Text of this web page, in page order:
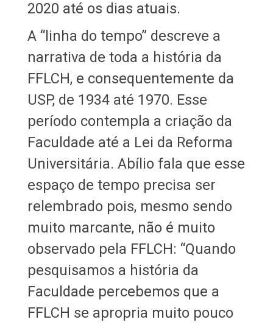
2020 até os dias atuais.
A “linha do tempo” descreve a
narrativa de toda a história da
FFLCH, e consequentemente da
USP, de 1934 até 1970. Esse
período contempla a criação da
Faculdade até a Lei da Reforma
Universitária. Abílio fala que esse
espaço de tempo precisa ser
relembrado pois, mesmo sendo
muito marcante, não é muito
observado pela FFLCH: “Quando
pesquisamos a história da
Faculdade percebemos que a
FFLCH se apropria muito pouco